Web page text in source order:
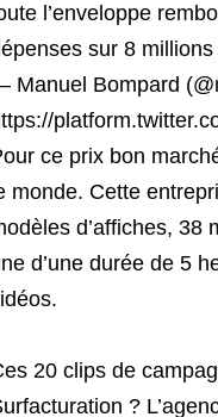
l’enveloppe
sur 8
Manuel Bompard
ce prix bon
monde. Cette
d’affiches, 38
d’une durée de 5
20 clips de
?